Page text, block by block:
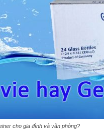
cho gia đình và văn phòng?